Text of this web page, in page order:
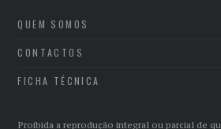
QUEM SOMOS
CONTACTOS
FICHA TÉCNICA
Proibida a reprodução integral ou parcial de